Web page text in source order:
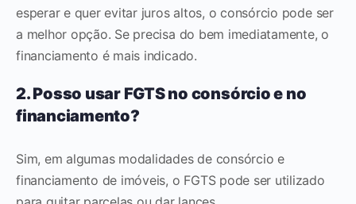
esperar e quer evitar juros altos, o consórcio pode ser
a melhor opção. Se precisa do bem imediatamente, o
financiamento é mais indicado.
2. Posso usar FGTS no consórcio e no
financiamento?
Sim, em algumas modalidades de consórcio e
financiamento de imóveis, o FGTS pode ser utilizado